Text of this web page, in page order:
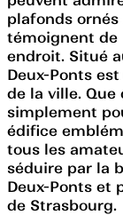
plafonds
témoignent de
endroit. Situé
Deux-Ponts
de la ville.
simplement
édifice
tous les
séduire par la
Deux-Ponts et
de Strasbourg.